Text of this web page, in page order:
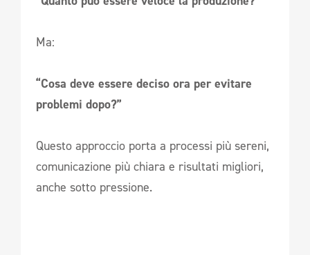
Ma:
“Cosa deve essere deciso ora per evitare
problemi dopo?”
Questo approccio porta a processi più sereni,
comunicazione più chiara e risultati migliori,
anche sotto pressione.